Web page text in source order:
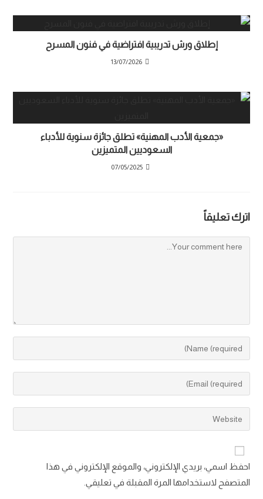
إطلاق ورش تدريبية افتراضية في فنون المسرح
13/07/2026
«جمعية الأدب المهنية» تطلق جائزة سنوية للأدباء
السعوديين المتميزين
07/05/2025
اترك تعليقاً
احفظ اسمي، بريدي الإلكتروني، والموقع الإلكتروني في هذا
المتصفح لاستخدامها المرة المقبلة في تعليقي.